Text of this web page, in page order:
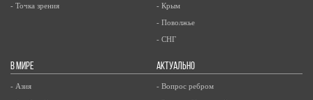
- Точка зрения
- Крым
- Поволжье
- СНГ
В МИРЕ
- Азия
АКТУАЛЬНО
- Вопрос ребром